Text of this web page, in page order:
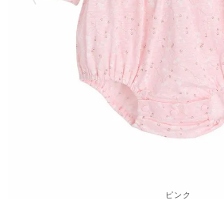
ピンク